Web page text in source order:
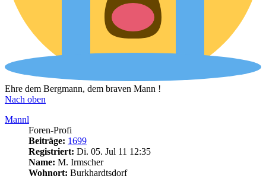
Ehre dem Bergmann, dem braven Mann !
Nach oben
Mannl
Foren-Profi
Beiträge: 1699
Registriert: Di. 05. Jul 11 12:35
Name: M. Irmscher
Wohnort: Burkhardtsdorf